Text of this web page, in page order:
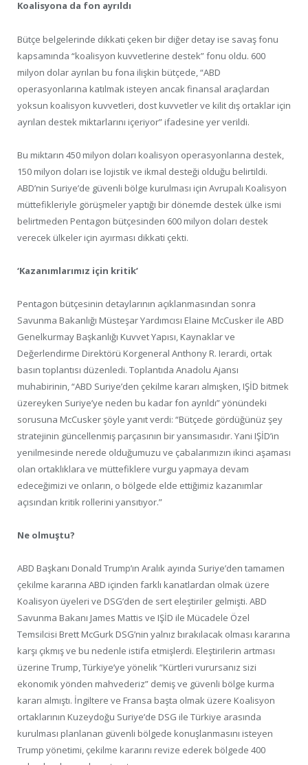
Koalisyona da fon ayrıldı
Bütçe belgelerinde dikkati çeken bir diğer detay ise savaş fonu
kapsamında “koalisyon kuvvetlerine destek” fonu oldu. 600
milyon dolar ayrılan bu fona ilişkin bütçede, “ABD
operasyonlarına katılmak isteyen ancak finansal araçlardan
yoksun koalisyon kuvvetleri, dost kuvvetler ve kilit dış ortaklar için
ayrılan destek miktarlarını içeriyor” ifadesine yer verildi.
Bu miktarın 450 milyon doları koalisyon operasyonlarına destek,
150 milyon doları ise lojistik ve ikmal desteği olduğu belirtildi.
ABD’nin Suriye’de güvenli bölge kurulması için Avrupalı Koalisyon
müttefikleriyle görüşmeler yaptığı bir dönemde destek ülke ismi
belirtmeden Pentagon bütçesinden 600 milyon doları destek
verecek ülkeler için ayırması dikkati çekti.
‘Kazanımlarımız için kritik’
Pentagon bütçesinin detaylarının açıklanmasından sonra
Savunma Bakanlığı Müsteşar Yardımcısı Elaine McCusker ile ABD
Genelkurmay Başkanlığı Kuvvet Yapısı, Kaynaklar ve
Değerlendirme Direktörü Korgeneral Anthony R. Ierardi, ortak
basın toplantısı düzenledi. Toplantıda Anadolu Ajansı
muhabirinin, “ABD Suriye’den çekilme kararı almışken, IŞİD bitmek
üzereyken Suriye’ye neden bu kadar fon ayrıldı” yönündeki
sorusuna McCusker şöyle yanıt verdi: “Bütçede gördüğünüz şey
stratejinin güncellenmiş parçasının bir yansımasıdır. Yani IŞİD’in
yenilmesinde nerede olduğumuzu ve çabalarımızın ikinci aşaması
olan ortaklıklara ve müttefiklere vurgu yapmaya devam
edeceğimizi ve onların, o bölgede elde ettiğimiz kazanımlar
açısından kritik rollerini yansıtıyor.”
Ne olmuştu?
ABD Başkanı Donald Trump’ın Aralık ayında Suriye’den tamamen
çekilme kararına ABD içinden farklı kanatlardan olmak üzere
Koalisyon üyeleri ve DSG’den de sert eleştiriler gelmişti. ABD
Savunma Bakanı James Mattis ve IŞİD ile Mücadele Özel
Temsilcisi Brett McGurk DSG’nin yalnız bırakılacak olması kararına
karşı çıkmış ve bu nedenle istifa etmişlerdi. Eleştirilerin artması
üzerine Trump, Türkiye’ye yönelik ”Kürtleri vurursanız sizi
ekonomik yönden mahvederiz” demiş ve güvenli bölge kurma
kararı almıştı. İngiltere ve Fransa başta olmak üzere Koalisyon
ortaklarının Kuzeydoğu Suriye’de DSG ile Türkiye arasında
kurulması planlanan güvenli bölgede konuşlanmasını isteyen
Trump yönetimi, çekilme kararını revize ederek bölgede 400